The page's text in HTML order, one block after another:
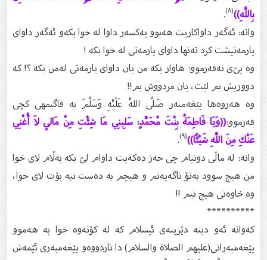
بِاللَّهِ))(٨) .
واتە: ئەگەر داواكاریت هەبوو یەكسەر داوا لە خوا بكەو ئەگەر داوای
یارمەتیشت كرد تەنها داوای یارمەتی لە خوا بكە !
وە پێ‌ی نەفەرموو: هاوار بكە من یان داوای یارمەتی لەمن بكە ؟! كە
دووریش بم لێت، یان مردووش بم!!
وە هەروەها پێغەمبەر صَلَّى اللهُ عَلَيْهِ وَسَلَّمَ بە فاگیمهی كچی
فەرموو:((وَيَا فَاطِمَةُ بِنْتَ مُحَمَّدٍ: سَلِينِي مَا شِئْتِ مِنْ مَالِي لاَ أُغْنِي
عَنْكِ مِنَ اللَّهِ شَيْئًا))(٩) .
واتە: لە ماڵی دونیام چی حەز دەكەیت داوام لێ‌ بكە بەڵام لای خوا
من هیچ سوود بەتۆ ناگەیەنم و هیچم بە دەست نیە بۆت لای خوا،
وە خاوەنی هیچ نیم !!
**********
كەواتە ئەو دینە دێرینەی ئیسلام كە لە كۆنەوە خوا بە هەموو
پێغەمبەرانی(عليهم الصلاة والسلام) دا ناردووەو پێغەمبەری ئێمەش